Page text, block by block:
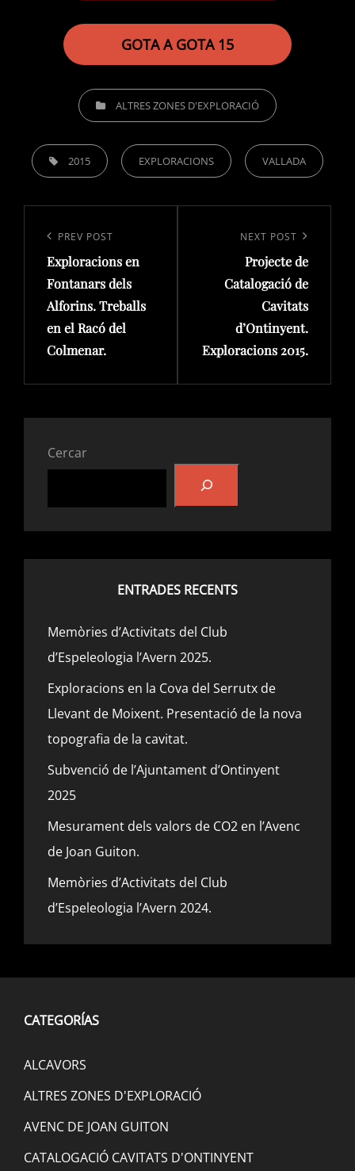
GOTA A GOTA 15
CATEGORIESALTRES ZONES D'EXPLORACIÓ
TAGS, 2015 EXPLORACIONS VALLADA
d'entrades
Previous
Post
PREV POST
Exploracions en
Fontanars dels
Alforins. Treballs
en el Racó del
Colmenar.
NEXT POST
Projecte de
Catalogació de
Cavitats
d’Ontinyent.
Exploracions 2015.
Cercar
ENTRADES RECENTS
Memòries d’Activitats del Club
d’Espeleologia l’Avern 2025.
Exploracions en la Cova del Serrutx de
Llevant de Moixent. Presentació de la nova
topografia de la cavitat.
Subvenció de l’Ajuntament d’Ontinyent
2025
Mesurament dels valors de CO2 en l’Avenc
de Joan Guiton.
Memòries d’Activitats del Club
d’Espeleologia l’Avern 2024.
CATEGORÍAS
ALCAVORS
ALTRES ZONES D'EXPLORACIÓ
AVENC DE JOAN GUITON
CATALOGACIÓ CAVITATS D'ONTINYENT